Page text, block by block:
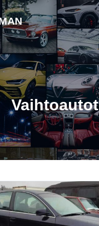
Vaihtoautot